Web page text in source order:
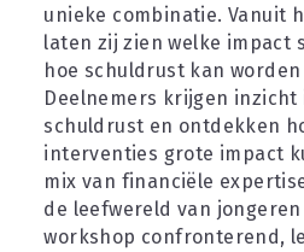
unieke combinatie. Vanuit
laten zij zien welke impact
hoe schuldrust kan
Deelnemers krijgen
schuldrust en ontdekken
interventies grote impact
mix van financiële
de leefwereld van
workshop confronterend,